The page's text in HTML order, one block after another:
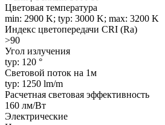
Цветовая температура
min: 2900 K; typ: 3000 K; max: 3200 K
Индекс цветопередачи CRI (Ra)
>90
Угол излучения
typ: 120 °
Световой поток на 1м
typ: 1250 lm/m
Расчетная световая эффективность
160 лм/Вт
Электрические